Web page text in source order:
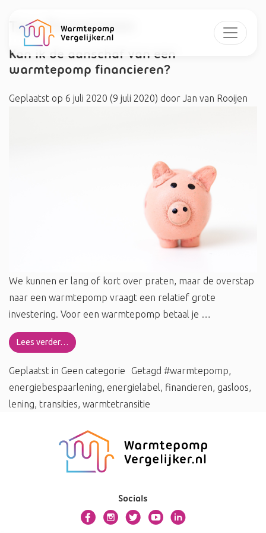
Tag:financieren
Kan ik de aanschaf van een
warmtepomp financieren?
Geplaatst op 6 juli 2020 (9 juli 2020) door Jan van Rooijen
We kunnen er lang of kort over praten, maar de overstap
naar een warmtepomp vraagt een relatief grote
investering. Voor een warmtepomp betaal je …
Lees verder…
Geplaatst in Geen categorie Getagd #warmtepomp,
energiebespaarlening, energielabel, financieren, gasloos,
lening, transities, warmtetransitie
Socials